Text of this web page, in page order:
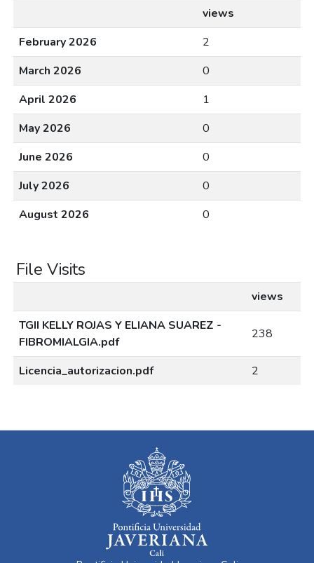
views
February 2026
2
March 2026
0
April 2026
1
May 2026
0
June 2026
0
July 2026
0
August 2026
0
File Visits
views
TGII KELLY ROJAS Y ELIANA SUAREZ -
FIBROMIALGIA.pdf
238
Licencia_autorizacion.pdf 2